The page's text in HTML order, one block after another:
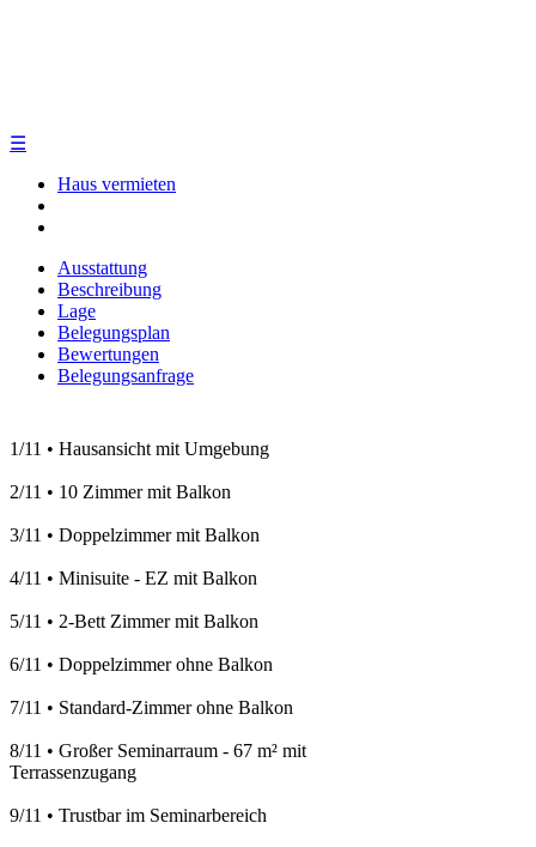
☰
Haus vermieten
Ausstattung
Beschreibung
Lage
Belegungsplan
Bewertungen
Belegungsanfrage
1/11 • Hausansicht mit Umgebung
2/11 • 10 Zimmer mit Balkon
3/11 • Doppelzimmer mit Balkon
4/11 • Minisuite - EZ mit Balkon
5/11 • 2-Bett Zimmer mit Balkon
6/11 • Doppelzimmer ohne Balkon
7/11 • Standard-Zimmer ohne Balkon
8/11 • Großer Seminarraum - 67 m² mit
Terrassenzugang
9/11 • Trustbar im Seminarbereich